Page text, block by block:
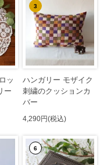
ッ
ー
3
ハンガリー モザイク
刺繍のクッションカ
バー
4,290円(税込)
6